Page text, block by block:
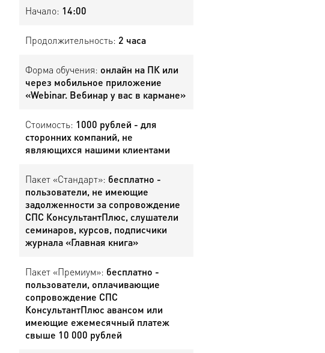
Начало: 14:00
Продолжительность: 2 часа
Форма обучения: онлайн на ПК или
через мобильное приложение
«Webinar. Вебинар у вас в кармане»
Стоимость: 1000 рублей - для
сторонних компаний, не
являющихся нашими клиентами
Пакет «Стандарт»: бесплатно -
пользователи, не имеющие
задолженности за сопровождение
СПС КонсультантПлюс, слушатели
семинаров, курсов, подписчики
журнала «Главная книга»
Пакет «Премиум»: бесплатно -
пользователи, оплачивающие
сопровождение СПС
КонсультантПлюс авансом или
имеющие ежемесячный платеж
свыше 10 000 рублей